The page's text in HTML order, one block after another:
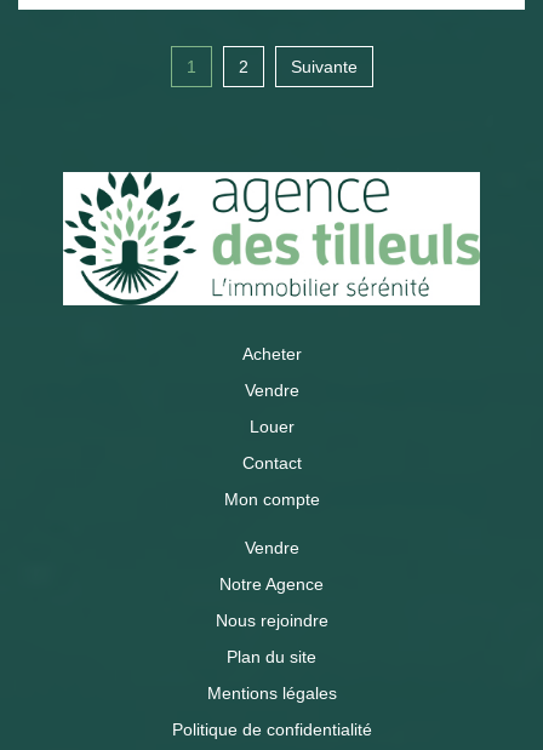
1 2 Suivante
Acheter
Vendre
Louer
Contact
Mon compte
Vendre
Notre Agence
Nous rejoindre
Plan du site
Mentions légales
Politique de confidentialité